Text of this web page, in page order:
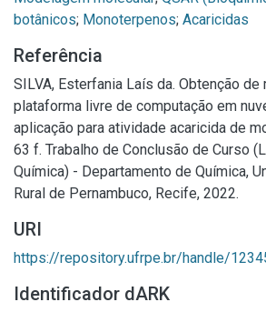
botânicos; Monoterpenos; Acaricidas
Referência
SILVA, Esterfania Laís da. Obtenção de
plataforma livre de computação em
aplicação para atividade acaricida de
63 f. Trabalho de Conclusão de Curso
Química) - Departamento de Química,
Rural de Pernambuco, Recife, 2022.
URI
https://repository.ufrpe.br/handle/
Identificador dARK